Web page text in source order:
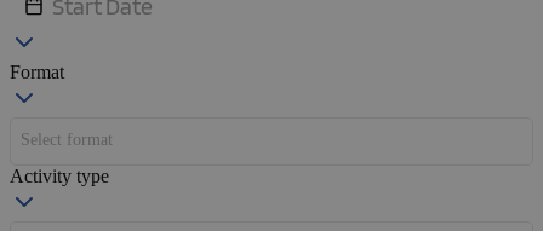
Format
Select format
Activity type